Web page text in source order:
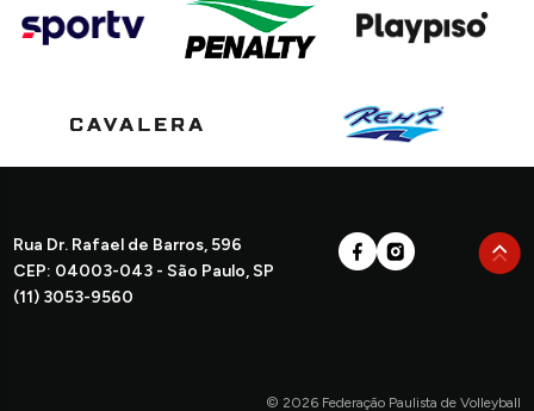
Rua Dr. Rafael de Barros, 596
CEP: 04003-043 - São Paulo, SP
(11) 3053-9560
© 2026 Federação Paulista de Volleyball